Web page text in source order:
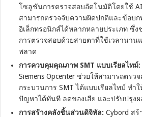
โซลูชันการตรวจสอบอัตโนมัติโดยใช้
สามารถตรวจจับความผิดปกติและข้อบ
อิเล็กทรอนิกส์ได้หลากหลายประเภท ซึ่
การตรวจสอบด้วยสายตาที่ใช้เวลานาน
พลาด
การควบคุมคุณภาพ SMT แบบเรียลไทม์:
Siemens Opcenter ช่วยให้สามารถตร
กระบวนการ SMT ได้แบบเรียลไทม์ ทำ
ปัญหาได้ทันที ลดของเสีย และปรับปรุงผ
การสร้างคลังชิ้นส่วนดิจิทัล: Cybord ส